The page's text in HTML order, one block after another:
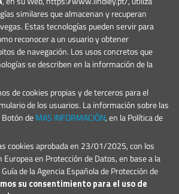
similares que almacenan y recuperan
Estas tecnologías pueden servir para
reconocer a un usuario y obtener
de navegación. Los usos concretos que
se describen en la información de la
de cookies propias y de terceros para el
de los usuarios. La información sobre las
deMAS INFORMACIÓN, en la Política de
cookies aprobada en 23/01/2025, con los
en Protección de Datos, en base a la
de la Agencia Española de Protección de
su consentimiento para el uso de